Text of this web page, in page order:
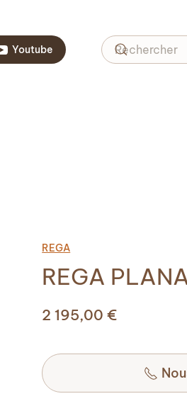
Youtube
REGA
REGA
2 195,00€